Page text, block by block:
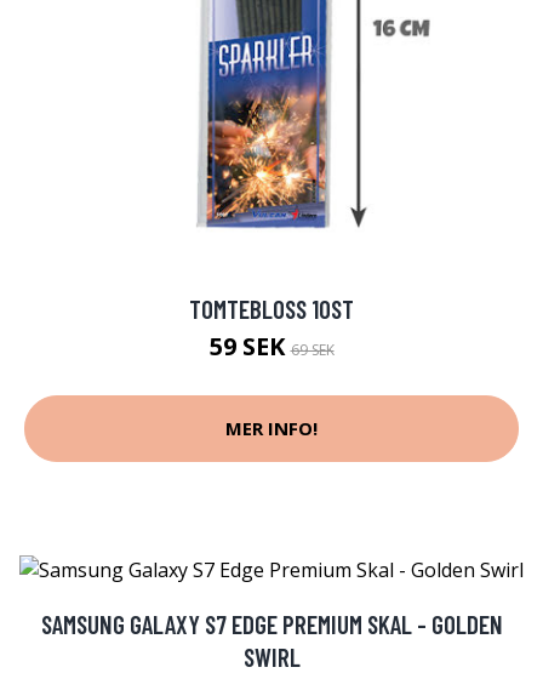
TOMTEBLOSS 10ST
59 SEK69 SEK
MER INFO!
SAMSUNG GALAXY S7 EDGE PREMIUM SKAL - GOLDEN
SWIRL